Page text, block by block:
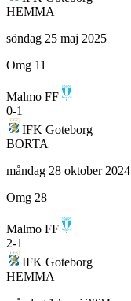
HEMMA
söndag 25 maj 2025
Omg 11
Malmo FF
0-1
IFK Goteborg
BORTA
måndag 28 oktober 2024
Omg 28
Malmo FF
2-1
IFK Goteborg
HEMMA